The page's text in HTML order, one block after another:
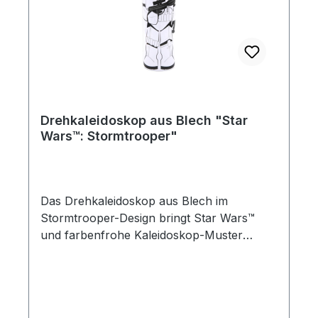
Wars™ Design und bietet sowohl Kindern
als auch erwachsenen Sammlern einen
interessanten Blick in die Welt der Optik.
Maße (L × B): 18,5 × 5,5 cm Altersangabe:
Drehkaleidoskop aus Blech "Star
Wars™: Stormtrooper"
Das Drehkaleidoskop aus Blech im
Stormtrooper-Design bringt Star Wars™
und farbenfrohe Kaleidoskop-Muster